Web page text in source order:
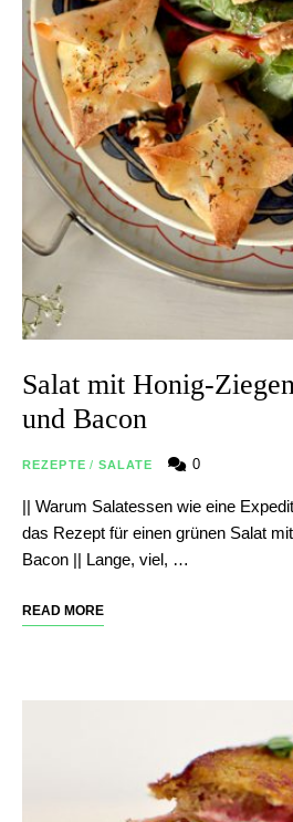
Salat mit Honig-
und Bacon
REZEPTE / SALATE 0
|| Warum Salatessen wie eine
das Rezept für einen grünen Salat
Bacon || Lange, viel, …
READ MORE